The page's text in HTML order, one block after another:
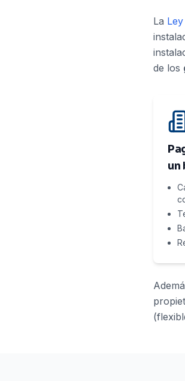
La
de los
un